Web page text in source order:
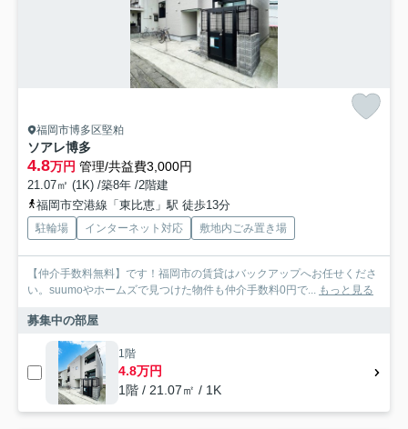
福岡市博多区堅粕
ソアレ博多
4.8万円 管理/共益費3,000円
21.07㎡ (1K) /築8年 /2階建
福岡市空港線「東比恵」駅 徒歩13分
駐輪場 インターネット対応 敷地内ごみ置き場
【仲介手数料無料】です！福岡市の賃貸はバックアップへお任せくださ
い。suumoやホームズで見つけた物件も仲介手数料0円で... もっと見る
募集中の部屋
1階
4.8万円
1階 / 21.07㎡ / 1K